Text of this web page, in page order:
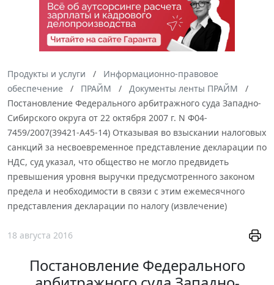
Продукты и услуги
Информационно-правовое
обеспечение
ПРАЙМ
Документы ленты ПРАЙМ
Постановление Федерального арбитражного суда Западно-
Сибирского округа от 22 октября 2007 г. N Ф04-
7459/2007(39421-А45-14) Отказывая во взыскании налоговых
санкций за несвоевременное представление декларации по
НДС, суд указал, что общество не могло предвидеть
превышения уровня выручки предусмотренного законом
предела и необходимости в связи с этим ежемесячного
представления декларации по налогу (извлечение)
18 августа 2016
Постановление Федерального